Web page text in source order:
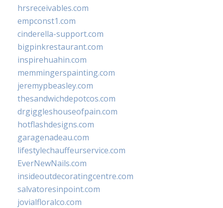
hrsreceivables.com
empconst1.com
cinderella-support.com
bigpinkrestaurant.com
inspirehuahin.com
memmingerspainting.com
jeremypbeasley.com
thesandwichdepotcos.com
drgiggleshouseofpain.com
hotflashdesigns.com
garagenadeau.com
lifestylechauffeurservice.com
EverNewNails.com
insideoutdecoratingcentre.com
salvatoresinpoint.com
jovialfloralco.com